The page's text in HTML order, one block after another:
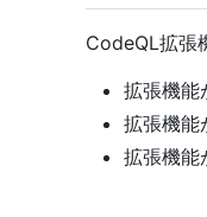
CodeQL拡張
拡張機能
拡張機能
拡張機能